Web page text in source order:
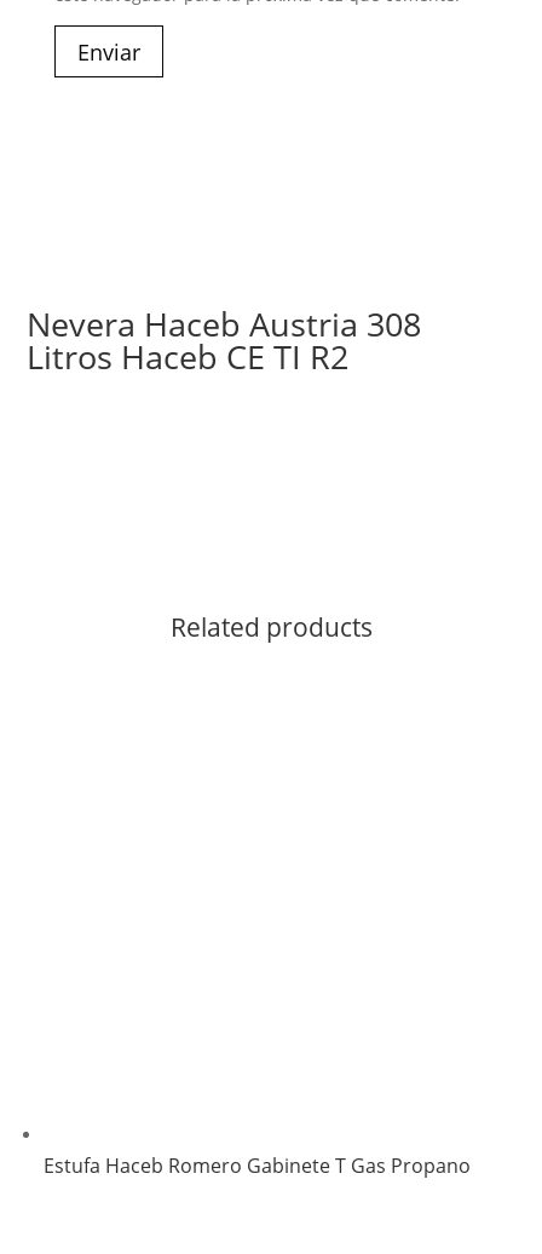
Enviar
Nevera Haceb Austria 308
Litros Haceb CE TI R2
Related products
Estufa Haceb Romero Gabinete T Gas Propano